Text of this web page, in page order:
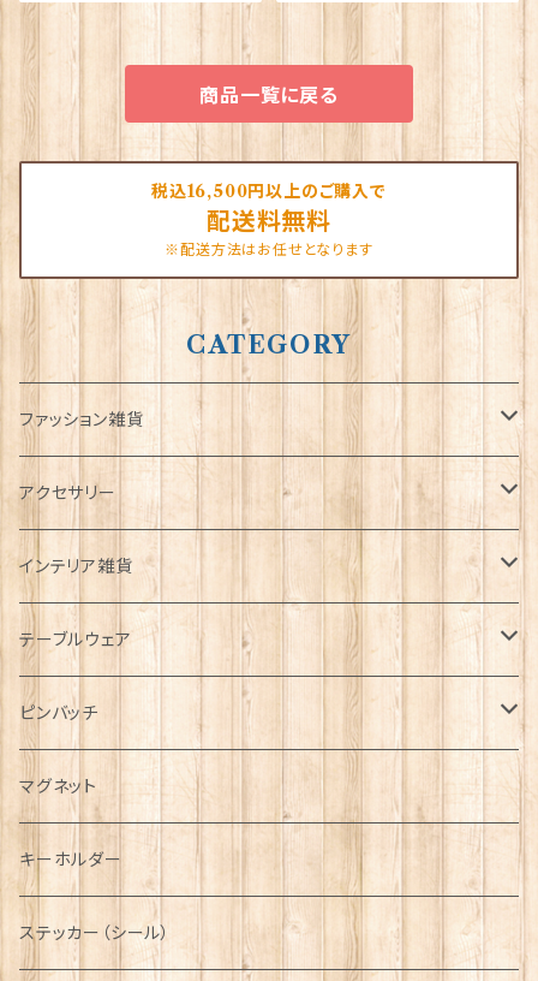
商品一覧に戻る
税込16,500円以上のご購入で
配送料無料
※配送方法はお任せとなります
CATEGORY
ファッション雑貨
タータンネクタイ
帽子
キャップ
ハンチング帽
キャスケット
ディアストーカー
ニット帽
Tシャツ
マフラー
タータン【Bronte by Moon】
タータン【Glencroft】
ボタンラップマフラー【Aran Traditions】
サッシュ
スカーフ
ファッションマスク
アクセサリー
ORTAK
ブローチ
ペンダント
チャーム
その他のアクセサリー
インテリア雑貨
インテリア置物
ラブスプーン
ラブスプーン【SION LLEWELLYN】
ラブスプーン【PAUL CURTIS】
ファブリック
テーブルウェア
ティータオル
ペーパーナプキン
ティーコジー
その他テーブルウェア
ピンバッチ
ジェネラルデザイン
乗り物
動物＆植物
ミリタリー
NAVY
ピューター
マグネット
キーホルダー
ステッカー（シール）